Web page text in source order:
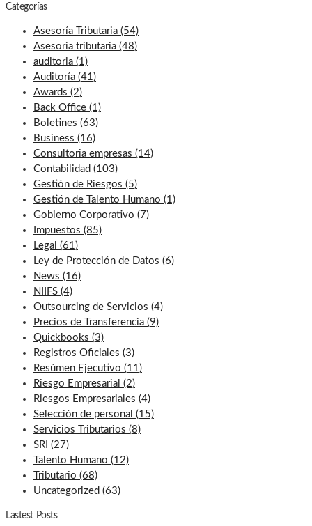
Categorías
Asesoría Tributaria (54)
Asesoria tributaria (48)
auditoria (1)
Auditoría (41)
Awards (2)
Back Office (1)
Boletines (63)
Business (16)
Consultoria empresas (14)
Contabilidad (103)
Gestión de Riesgos (5)
Gestión de Talento Humano (1)
Gobierno Corporativo (7)
Impuestos (85)
Legal (61)
Ley de Protección de Datos (6)
News (16)
NIIFS (4)
Outsourcing de Servicios (4)
Precios de Transferencia (9)
Quickbooks (3)
Registros Oficiales (3)
Resúmen Ejecutivo (11)
Riesgo Empresarial (2)
Riesgos Empresariales (4)
Selección de personal (15)
Servicios Tributarios (8)
SRI (27)
Talento Humano (12)
Tributario (68)
Uncategorized (63)
Lastest Posts